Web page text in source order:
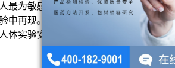
最为敏感，长期毒性研究中动物的毒性
中再现。本着这样的原则去设计实验，
体实验安全。